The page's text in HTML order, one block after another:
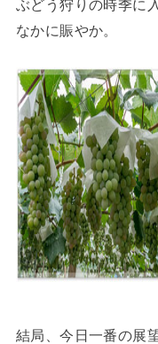
ぶどう狩りの時季に
なかに賑やか。
結局、今日一番の展